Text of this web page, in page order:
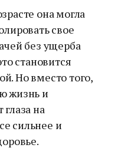
она могла
свое
без ущерба
становится
Но вместо того,
жизнь и
на
сильнее и